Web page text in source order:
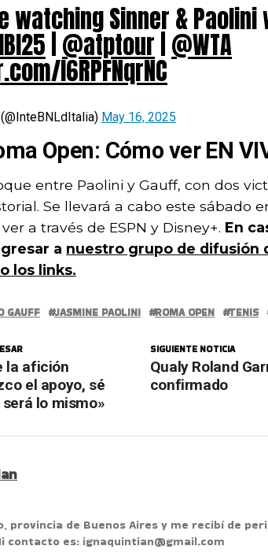
watching Sinner & Paolini
@atptour @WTA
l6RPFNqrNC
May 16, 2025
Open: Cómo ver EN
entre Paolini y Gauff, con dos
Se llevará a cabo este sábado
a través de ESPN y Disney+. En
a nuestro grupo de difusión
los links.
GAUFF JASMINE PAOLINI ROMA OPEN TENIS
SIGUIENTE NOTICIA
Qualy Roland
confirmado
la afición
el apoyo, sé
lo mismo»
provincia de Buenos Aires y me recibí de
contacto es: ignaquintian@gmail.com